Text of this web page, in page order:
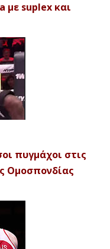
με suplex και
πυγμάχοι στις
Ομοσπονδίας